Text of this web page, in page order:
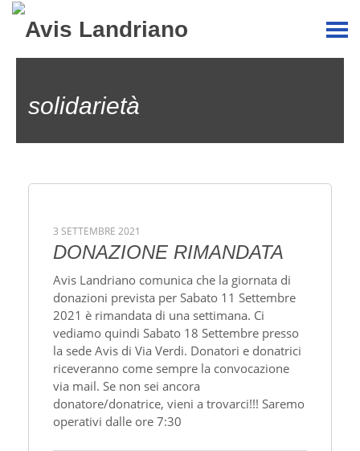
solidarietà
3 SETTEMBRE 2021
DONAZIONE RIMANDATA
Avis Landriano comunica che la giornata di
donazioni prevista per Sabato 11 Settembre
2021 è rimandata di una settimana. Ci
vediamo quindi Sabato 18 Settembre presso
la sede Avis di Via Verdi. Donatori e donatrici
riceveranno come sempre la convocazione
via mail. Se non sei ancora
donatore/donatrice, vieni a trovarci!!! Saremo
operativi dalle ore 7:30